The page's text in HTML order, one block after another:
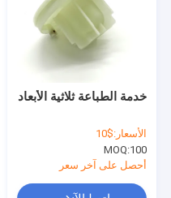
خدمة الطباعة ثلاثية الأبعاد
الأسعار:$10
MOQ:100
أحصل على آخر سعر